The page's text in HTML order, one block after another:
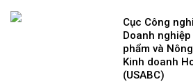
Cục Công
Doanh
phẩm và
Kinh doanh
(USABC)